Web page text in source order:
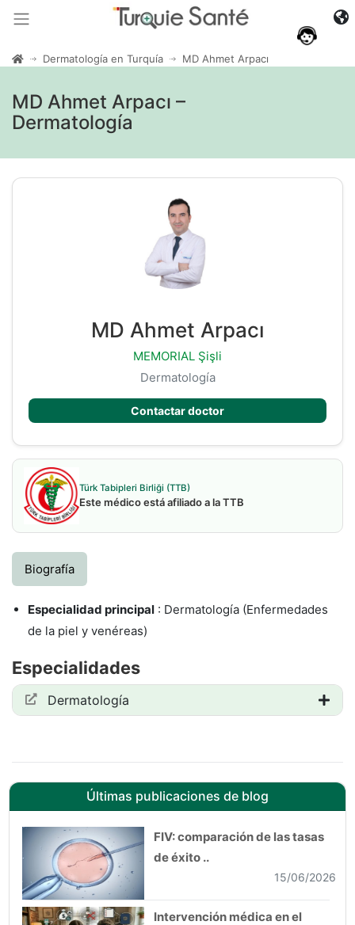
Dermatología en Turquía MD Ahmet Arpacı
MD Ahmet Arpacı –
Dermatología
MD Ahmet Arpacı
MEMORIAL Şişli
Dermatología
Contactar doctor
Türk Tabipleri Birliği (TTB)
Este médico está afiliado a la TTB
Biografía
Especialidad principal : Dermatología (Enfermedades
de la piel y venéreas)
Especialidades
Dermatología
Últimas publicaciones de blog
FIV: comparación de las tasas
de éxito ..
15/06/2026
Intervención médica en el